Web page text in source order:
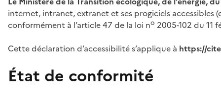
internet, intranet, extranet et ses progiciels
conformément à l’article 47 de la loi no 2005-102 du 11
Cette déclaration d’accessibilité s’applique à https://
État de conformité